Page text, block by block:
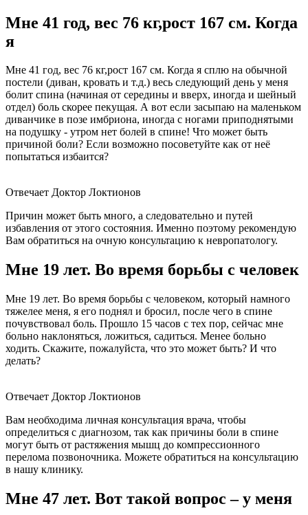
Мне 41 год, вес 76 кг,рост 167 см. Когда
я
Мне 41 год, вес 76 кг,рост 167 см. Когда я сплю на обычной
постели (диван, кровать и т.д.) весь следующий день у меня
болит спина (начиная от середины и вверх, иногда и шейный
отдел) боль скорее пекущая. А вот если засыпаю на маленьком
диванчике в позе имбриона, иногда с ногами приподнятыми
на подушку - утром нет болей в спине! Что может быть
причиной боли? Если возможно посоветуйте как от неё
попытаться избаится?
Отвечает Доктор Локтионов
Причин может быть много, а следовательно и путей
избавления от этого состояния. Именно поэтому рекомендую
Вам обратиться на очную консультацию к невропатологу.
Мне 19 лет. Во время борьбы с человек
Мне 19 лет. Во время борьбы с человеком, который намного
тяжелее меня, я его поднял и бросил, после чего в спине
почувствовал боль. Прошло 15 часов с тех пор, сейчас мне
больно наклоняться, ложиться, садиться. Менее больно
ходить. Скажите, пожалуйста, что это может быть? И что
делать?
Отвечает Доктор Локтионов
Вам необходима личная консультация врача, чтобы
определиться с диагнозом, так как причины боли в спине
могут быть от растяжения мышц до компрессионного
перелома позвоночника. Можете обратиться на консультацию
в нашу клинику.
Мне 47 лет. Вот такой вопрос – у меня